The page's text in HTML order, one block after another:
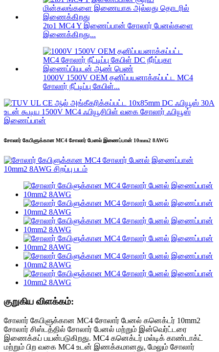
2to1 MC4 Y இணைப்பான் சோலார் பேனல்களை
இணைக்கிறது...
1000V 1500V OEM தனிப்பயனாக்கப்பட்ட MC4
சோலார் நீட்டிப்பு கேபிள்...
சோலார் கேபிளுக்கான MC4 சோலார் பேனல் இணைப்பான் 10mm2 8AWG
குறுகிய விளக்கம்:
சோலார் கேபிளுக்கான MC4 சோலார் பேனல் கனெக்டர் 10mm2
சோலார் சிஸ்டத்தில் சோலார் பேனல் மற்றும் இன்வெர்ட்டரை
இணைக்கப் பயன்படுகிறது. MC4 கனெக்டர் மல்டிக் காண்டாக்ட்
மற்றும் பிற வகை MC4 உடன் இணக்கமானது, மேலும் சோலார்